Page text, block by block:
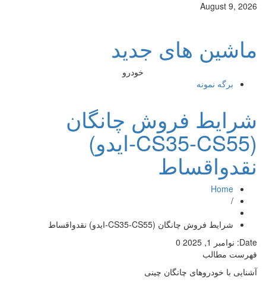
August 9, 2026
ماشین های جدید
خودرو
برگه نمونه
شرایط فروش چانگان
(CS35-CS55-ایدو)
نقدواقساط
Home
/
شرایط فروش چانگان (CS35-CS55-ایدو) نقدواقساط
Date: نوامبر 1, 2025
0
فهرست مطالب
آشنایی با خودروهای چانگان چینی